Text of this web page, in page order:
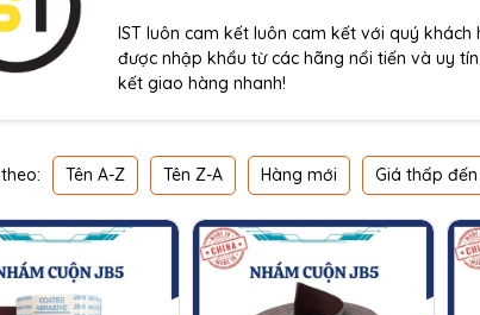
IST luôn cam kết luôn cam kết với quý
được nhập khẩu từ các hãng nổi tiến và uy
kết giao hàng nhanh!
Tên A-Z Tên Z-A Hàng mới Giá thấp